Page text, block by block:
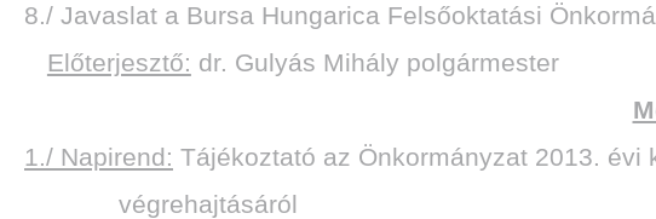
8./ Javaslat a Bursa Hungarica Felsőoktatási
Előterjesztő: dr. Gulyás Mihály polgármester
1./ Napirend: Tájékoztató az Önkormányzat 2013.
végrehajtásáról